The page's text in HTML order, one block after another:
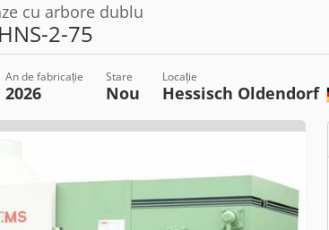
cu arbore dublu
HNS-2-75
An de fabricație
2026
Stare
Nou
Locație
Hessisch Oldendorf